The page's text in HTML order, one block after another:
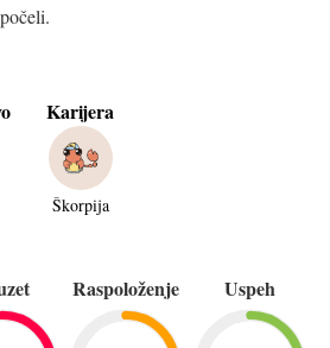
Karijera
Škorpija
Raspoloženje Uspeh